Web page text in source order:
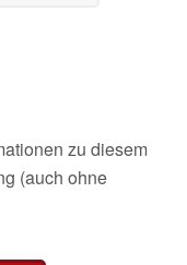
zu diesem
(auch ohne